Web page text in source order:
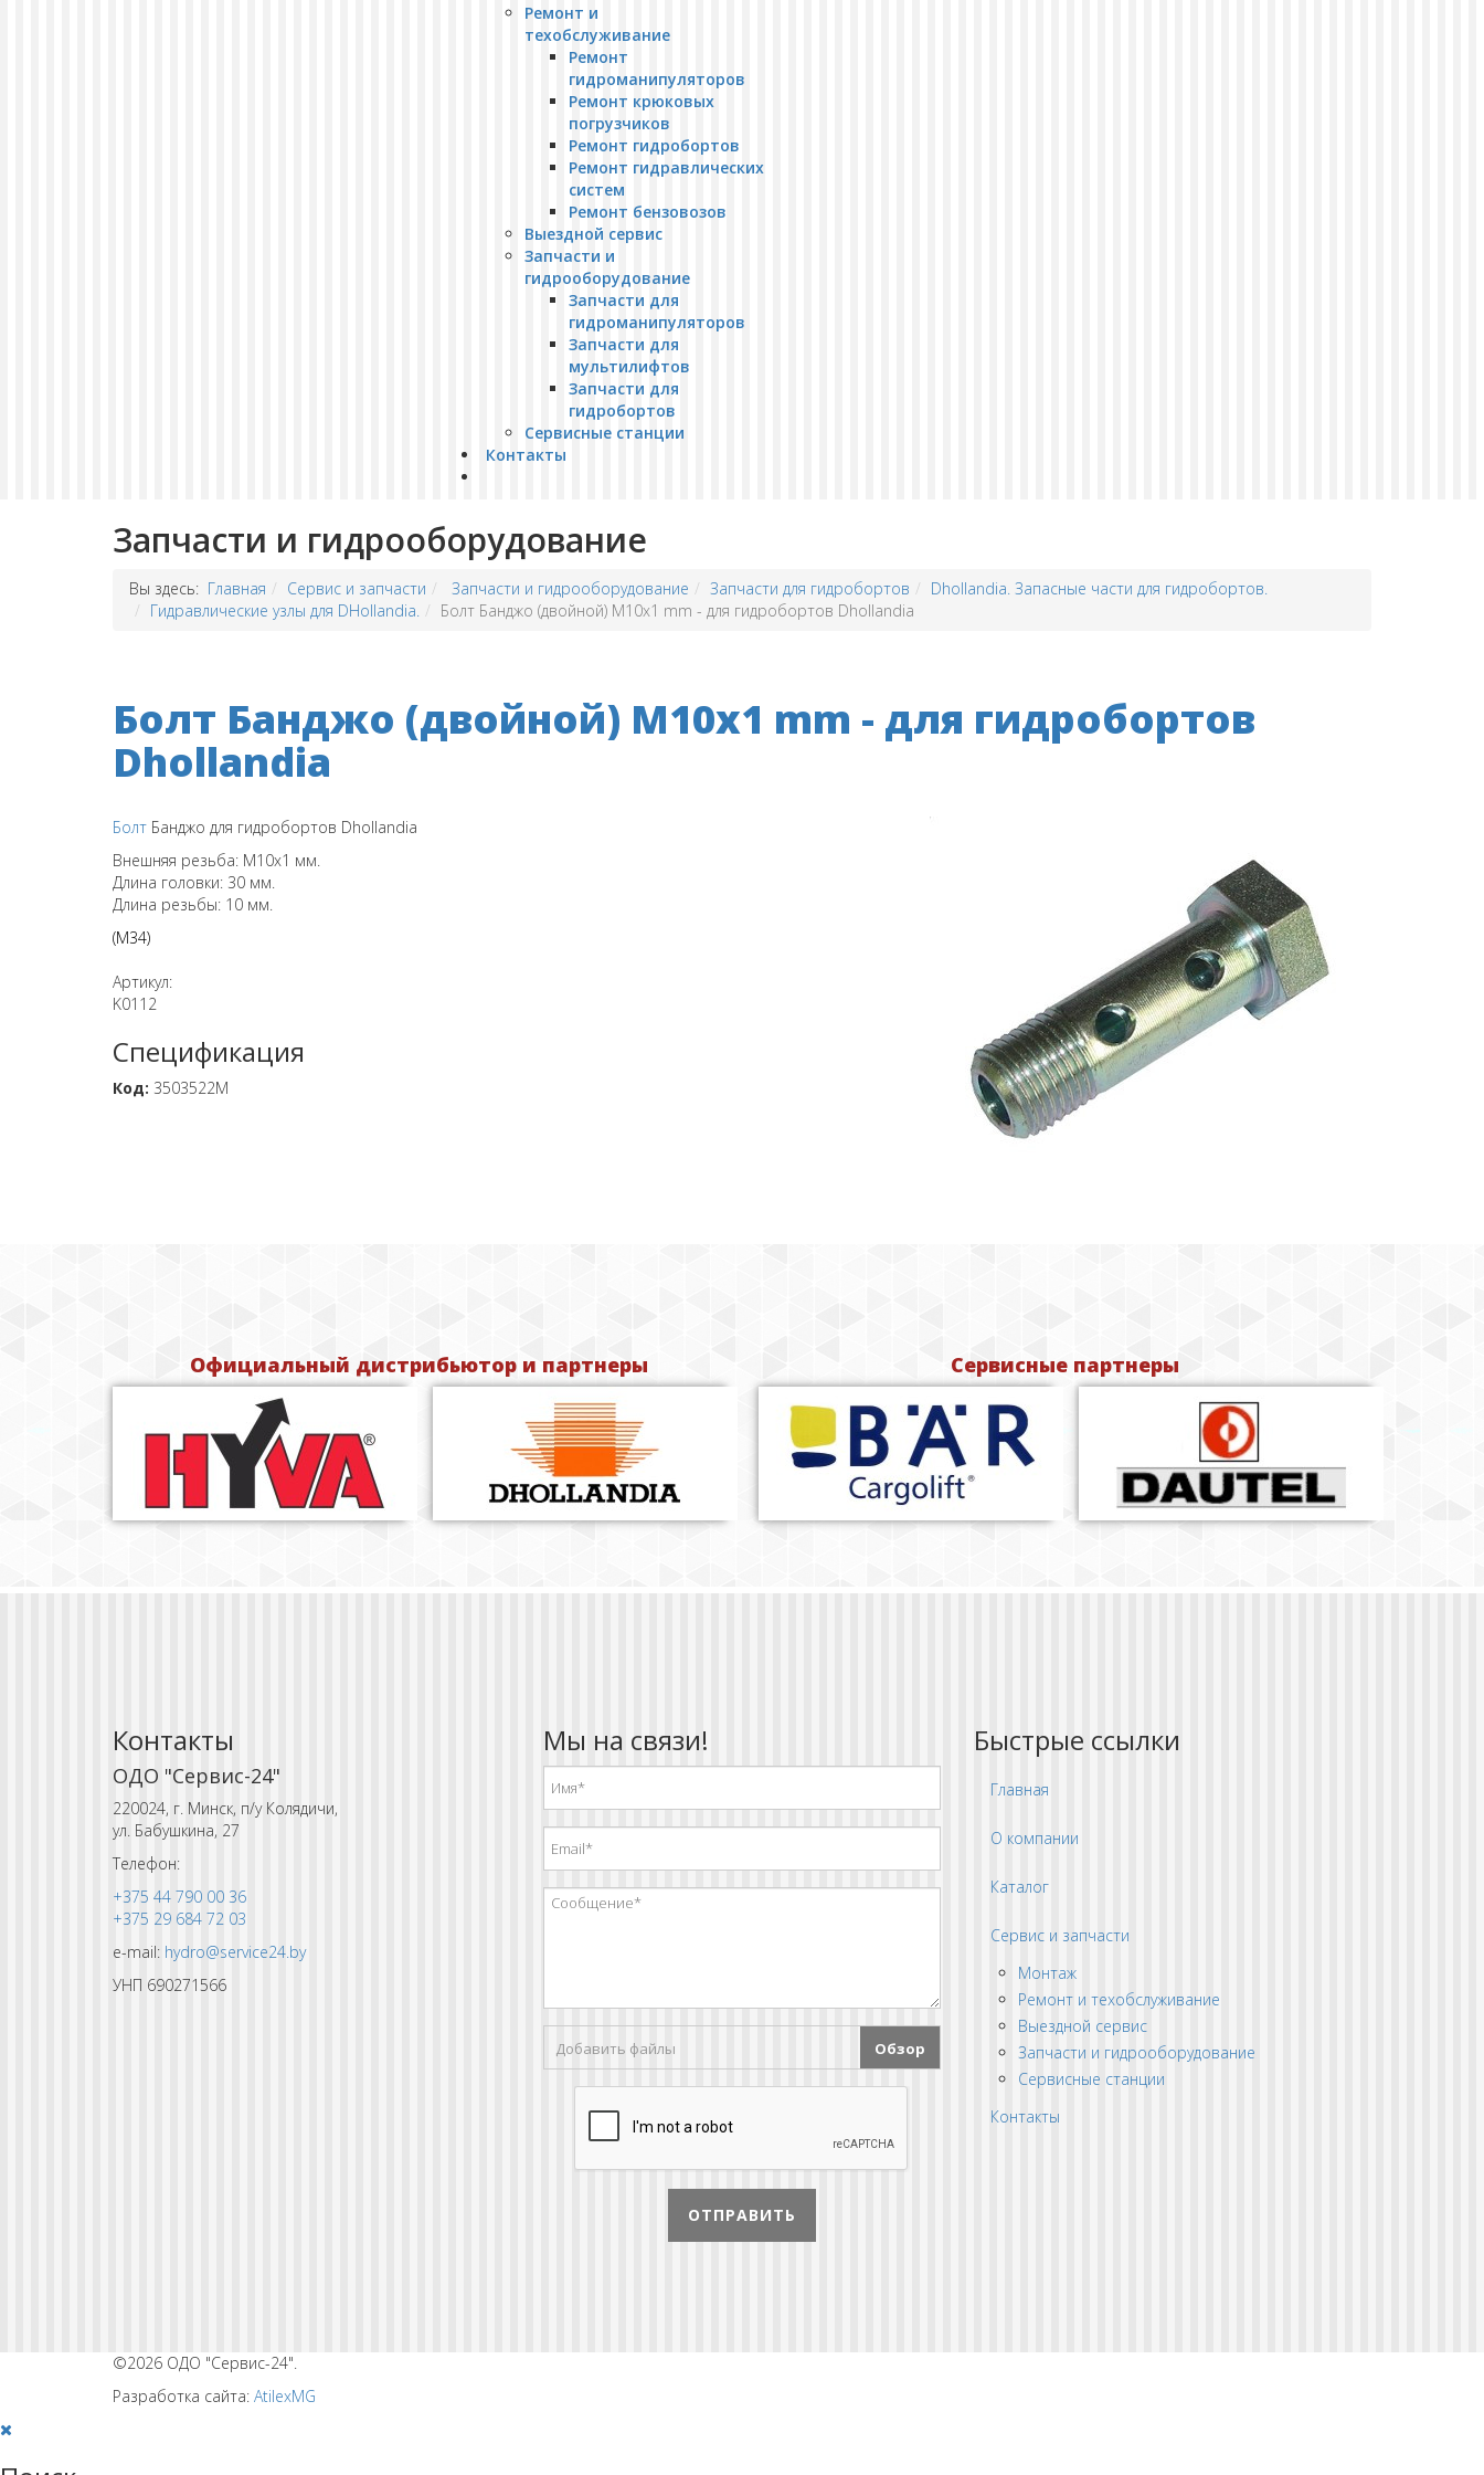
Ремонт и
техобслуживание
Ремонт
гидроманипуляторов
Ремонт крюковых
погрузчиков
Ремонт гидробортов
Ремонт гидравлических
систем
Ремонт бензовозов
Выездной сервис
Запчасти и
гидрооборудование
Запчасти для
гидроманипуляторов
Запчасти для
мультилифтов
Запчасти для
гидробортов
Сервисные станции
Контакты
Запчасти и гидрооборудование
Вы здесь: Главная Сервис и запчасти Запчасти и гидрооборудование Запчасти для гидробортов
Dhollandia. Запасные части для гидробортов.
Гидравлические узлы для DHollandia.
Болт Банджо (двойной) M10x1 mm - для гидробортов Dhollandia
Болт Банджо (двойной) M10x1 mm - для гидробортов
Dhollandia
Болт Банджо для гидробортов Dhollandia
Внешняя резьба: M10x1 мм.
Длина головки: 30 мм.
Длина резьбы: 10 мм.
(M34)
Артикул:
K0112
Спецификация
Код: 3503522M
Официальный дистрибьютор и партнеры Сервисные партнеры
Контакты
ОДО "Сервис-24"
220024, г. Минск, п/у Колядичи,
ул. Бабушкина, 27
Телефон:
+375 44 790 00 36
+375 29 684 72 03
e-mail: hydro@service24.by
УНП 690271566
Мы на связи!
Добавить файлы Обзор
ОТПРАВИТЬ
Быстрые ссылки
Главная
О компании
Каталог
Сервис и запчасти
Монтаж
Ремонт и техобслуживание
Выездной сервис
Запчасти и гидрооборудование
Сервисные станции
Контакты
©2026 ОДО "Сервис-24".
Разработка сайта: AtilexMG